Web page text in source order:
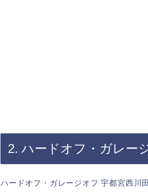
2. ハードオフ・ガレー
ハードオフ・ガレージオフ 宇都宮西川